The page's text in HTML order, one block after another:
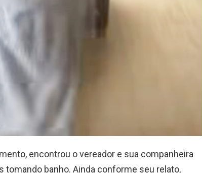
encontrou o vereador e sua companheira
tomando banho. Ainda conforme seu relato,